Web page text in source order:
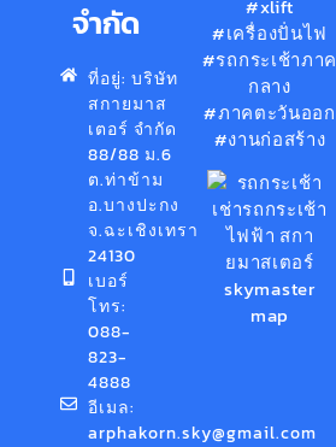
จำกัด
ที่อยู่: บริษัท
สกายมาส
เตอร์ จำกัด
88/88 ม.6
ต.ท่าข้าม
อ.บางปะกง
จ.ฉะเชิงเทรา
24130
เบอร์
โทร:
088-
823-
4888
อีเมล:
arphakorn.sky@gmail.com
#xlift
#เครื่องปั่นไฟ
#รถกระเช้าภาค
กลาง
#ภาคตะวันออก
#งานก่อสร้าง